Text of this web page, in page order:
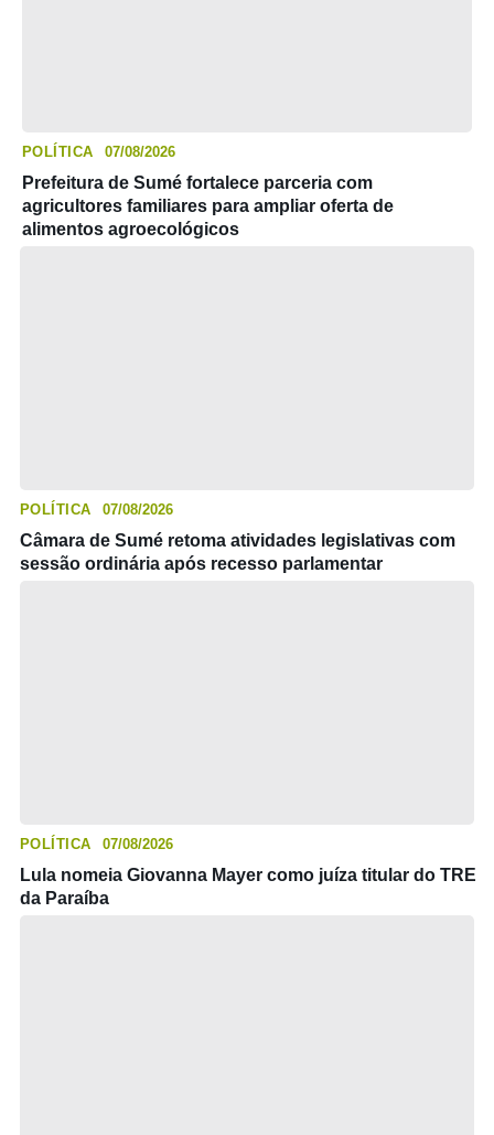
POLÍTICA 07/08/2026
Prefeitura de Sumé fortalece parceria com
agricultores familiares para ampliar oferta de
alimentos agroecológicos
POLÍTICA 07/08/2026
Câmara de Sumé retoma atividades legislativas com
sessão ordinária após recesso parlamentar
POLÍTICA 07/08/2026
Lula nomeia Giovanna Mayer como juíza titular do TRE
da Paraíba